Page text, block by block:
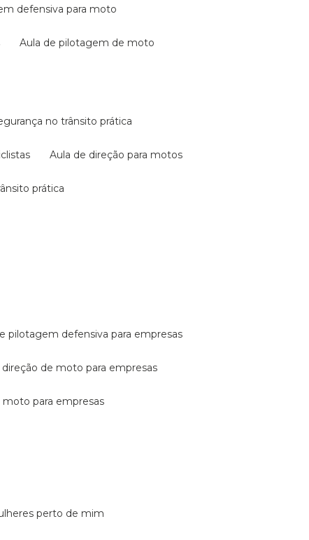
defensiva para moto
aula de pilotagem de moto
no trânsito prática
aula de direção para motos
prática
pilotagem defensiva para empresas
direção de moto para empresas
moto para empresas
perto de mim